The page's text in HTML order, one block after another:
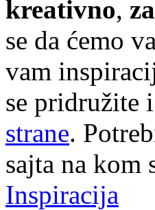
kreativno,
se da ćemo
vam
se pridružite
strane.
sajta na kom
Inspiracija